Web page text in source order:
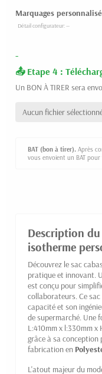
Marquages
-
Etape 4 :
Un BON À TIRER sera
Aucun fichier
BAT (bon à tirer). Après
vous envoient un BAT
Description
isotherme
Découvrez le sac
pratique et innovant.
est conçu pour
collaborateurs. Ce
capacité et son
de supermarché. Une
L:410mm x l:330mm
grâce à sa conception
fabrication en
L'atout majeur du